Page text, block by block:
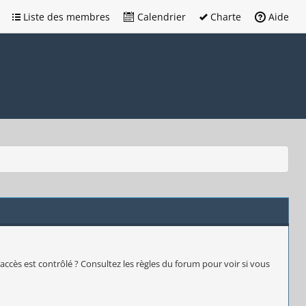
Liste des membres Calendrier Charte Aide
est contrôlé ? Consultez les règles du forum pour voir si vous